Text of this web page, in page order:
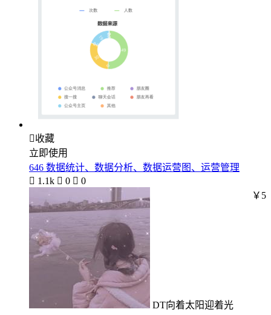
收藏
立即使用
646 数据统计、数据分析、数据运营图、运营管理
 1.1k  0  0
DT向着太阳迎着光
￥5